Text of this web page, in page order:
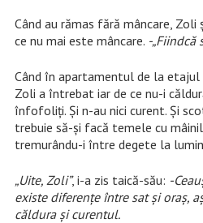
Când au rămas fără mâncare,
ce nu mai este mâncare. -„Fiindcă
Când în apartamentul de la etajul
Zoli a întrebat iar de ce nu-i
înfofoliți. Și n-au nici curent. Și
trebuie să-și facă temele cu
tremurându-i între degete la
„Uite, Zoli”, i-a zis taică-său: -
existe diferențe între sat și oraș,
căldura și curentul.